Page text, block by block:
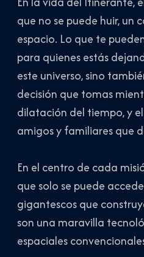
que no se puede huir,
espacio. Lo que te
para quienes estás
este universo, sino
decisión que tomas
dilatación del tiempo, y
amigos y familiares que
En el centro de cada
que solo se puede
gigantescos que
son una maravilla
espaciales